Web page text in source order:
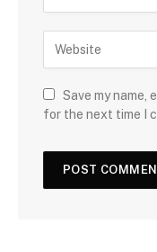
Save my name,
for the next time I